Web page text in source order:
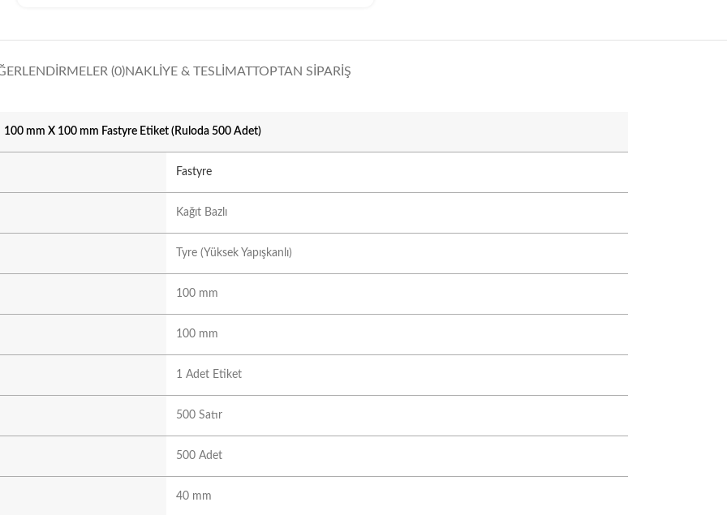
(0)NAKLIYE & TESLIMATTOPTAN SIPARIŞ
100 mm X 100 mm Fastyre Etiket (Ruloda 500 Adet)
Fastyre
Kağıt Bazlı
Tyre (Yüksek Yapışkanlı)
100 mm
100 mm
1 Adet Etiket
500 Satır
500 Adet
40 mm